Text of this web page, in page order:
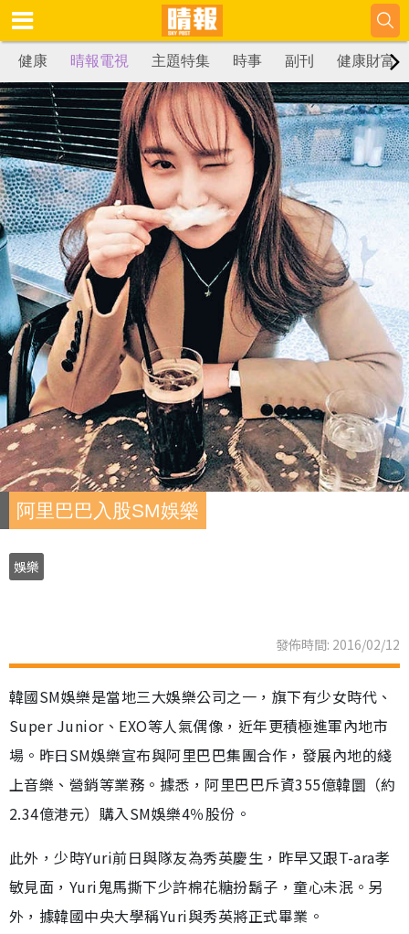
健康 晴報電視 主題特集 時事 副刊 健康財富
阿里巴巴入股SM娛樂
娛樂
發佈時間: 2016/02/12
韓國SM娛樂是當地三大娛樂公司之一，旗下有少女時代、
Super Junior、EXO等人氣偶像，近年更積極進軍內地市
場。昨日SM娛樂宣布與阿里巴巴集團合作，發展內地的綫
上音樂、營銷等業務。據悉，阿里巴巴斥資355億韓圜（約
2.34億港元）購入SM娛樂4％股份。
此外，少時Yuri前日與隊友為秀英慶生，昨早又跟T-ara孝
敏見面，Yuri鬼馬撕下少許棉花糖扮鬍子，童心未泯。另
外，據韓國中央大學稱Yuri與秀英將正式畢業。